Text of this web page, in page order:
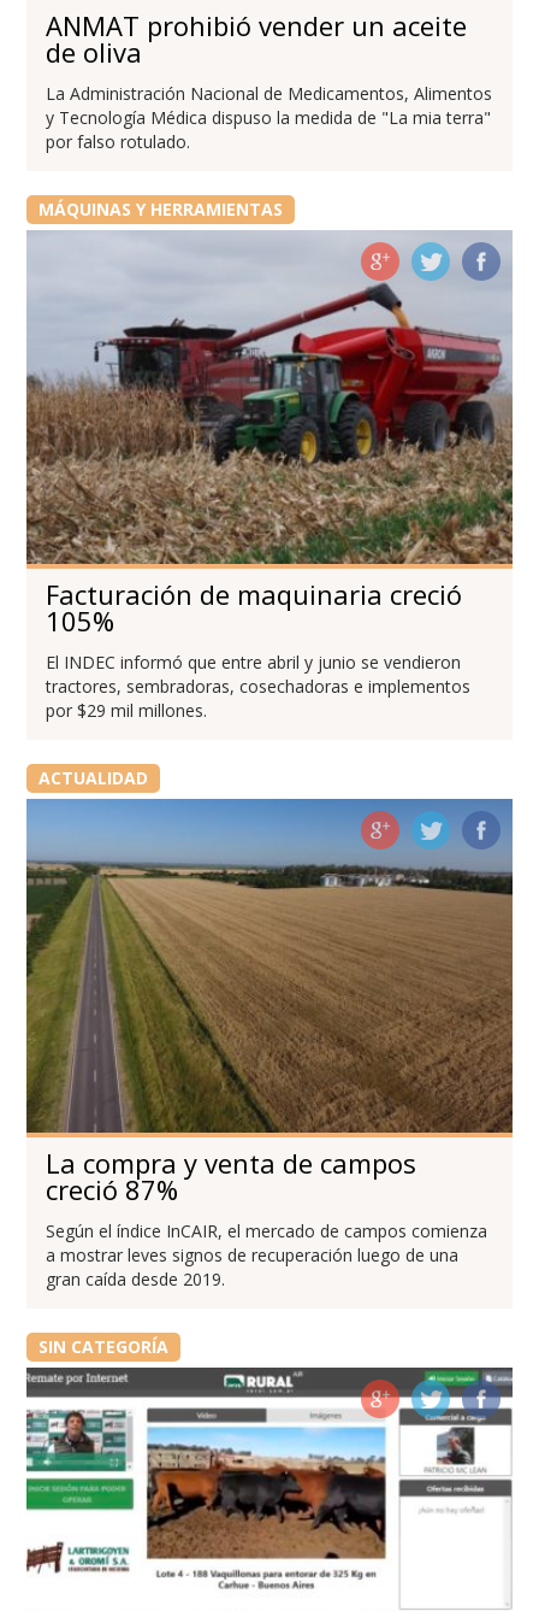
ANMAT prohibió vender un aceite
de oliva
La Administración Nacional de Medicamentos, Alimentos
y Tecnología Médica dispuso la medida de "La mia terra"
por falso rotulado.
MÁQUINAS Y HERRAMIENTAS
Facturación de maquinaria creció
105%
El INDEC informó que entre abril y junio se vendieron
tractores, sembradoras, cosechadoras e implementos
por $29 mil millones.
ACTUALIDAD
La compra y venta de campos
creció 87%
Según el índice InCAIR, el mercado de campos comienza
a mostrar leves signos de recuperación luego de una
gran caída desde 2019.
SIN CATEGORÍA